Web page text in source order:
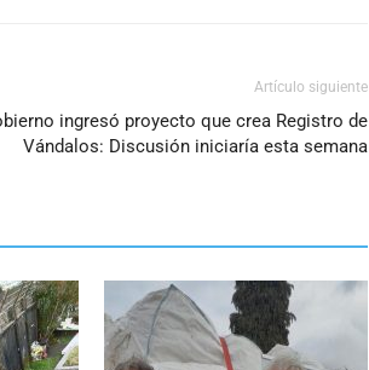
Artículo siguiente
ingresó proyecto que crea Registro de
Vándalos: Discusión iniciaría esta semana